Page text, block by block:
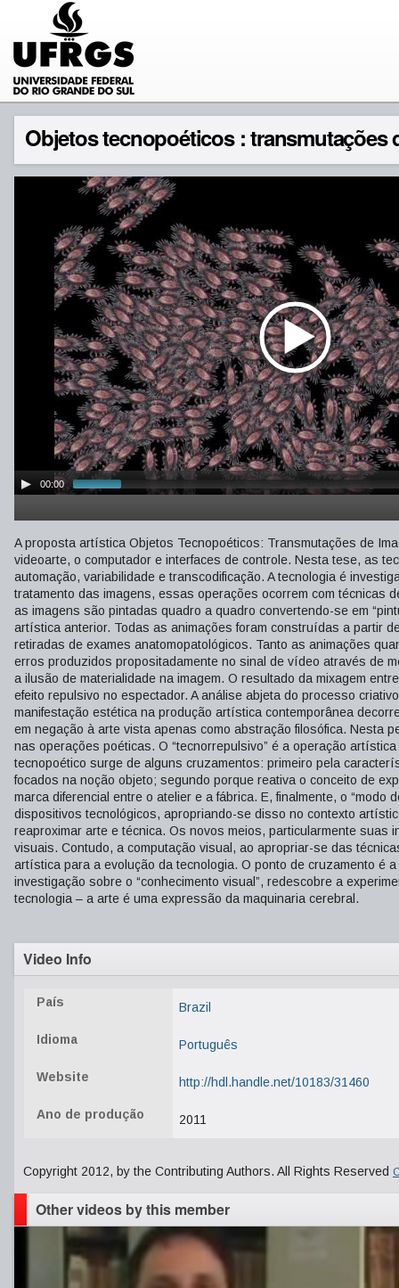
Objetos tecnopoéticos : transmutações
00:00
A proposta artística Objetos Tecnopoéticos: Transmutações de
videoarte, o computador e interfaces de controle. Nesta tese, as
automação, variabilidade e transcodificação. A tecnologia é
tratamento das imagens, essas operações ocorrem com técnicas
as imagens são pintadas quadro a quadro convertendo-se em
artística anterior. Todas as animações foram construídas a partir
retiradas de exames anatomopatológicos. Tanto as animações
erros produzidos propositadamente no sinal de vídeo através de
a ilusão de materialidade na imagem. O resultado da mixagem
efeito repulsivo no espectador. A análise abjeta do processo
manifestação estética na produção artística contemporânea
em negação à arte vista apenas como abstração filosófica. Nesta
nas operações poéticas. O “tecnorrepulsivo” é a operação
tecnopoético surge de alguns cruzamentos: primeiro pela
focados na noção objeto; segundo porque reativa o conceito de
marca diferencial entre o atelier e a fábrica. E, finalmente, o
dispositivos tecnológicos, apropriando-se disso no contexto
reaproximar arte e técnica. Os novos meios, particularmente
visuais. Contudo, a computação visual, ao apropriar-se das
artística para a evolução da tecnologia. O ponto de cruzamento é
investigação sobre o “conhecimento visual”, redescobre a
tecnologia – a arte é uma expressão da maquinaria cerebral.
Video Info
País Brazil
Idioma Português
Website http://hdl.handle.net/10183/31460
Ano de produção 2011
Copyright 2012, by the Contributing Authors. All Rights Reserved
Other videos by this member